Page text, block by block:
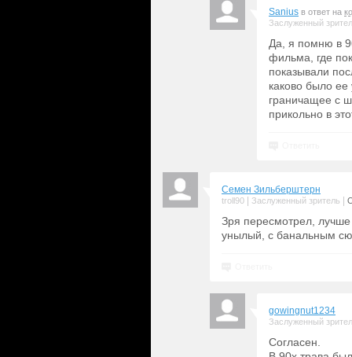
Sanius в ответ на
Заслуженный
Да, я помню в
фильма, где
показывали
каково было
граничащее с
прикольно в
Семен Зильберштерн
troll90 Заслуженный зритель
Зря пересмотрел,
унылый, с банальным
gowingnut1234
Заслуженный
Согласен.